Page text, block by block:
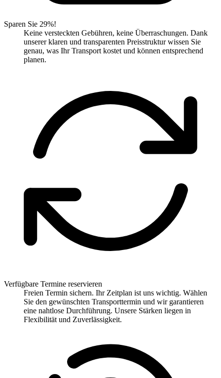
Sparen Sie 29%!
Keine versteckten Gebühren, keine Überraschungen. Dank
unserer klaren und transparenten Preisstruktur wissen Sie
genau, was Ihr Transport kostet und können entsprechend
planen.
Verfügbare Termine reservieren
Freien Termin sichern. Ihr Zeitplan ist uns wichtig. Wählen
Sie den gewünschten Transporttermin und wir garantieren
eine nahtlose Durchführung. Unsere Stärken liegen in
Flexibilität und Zuverlässigkeit.